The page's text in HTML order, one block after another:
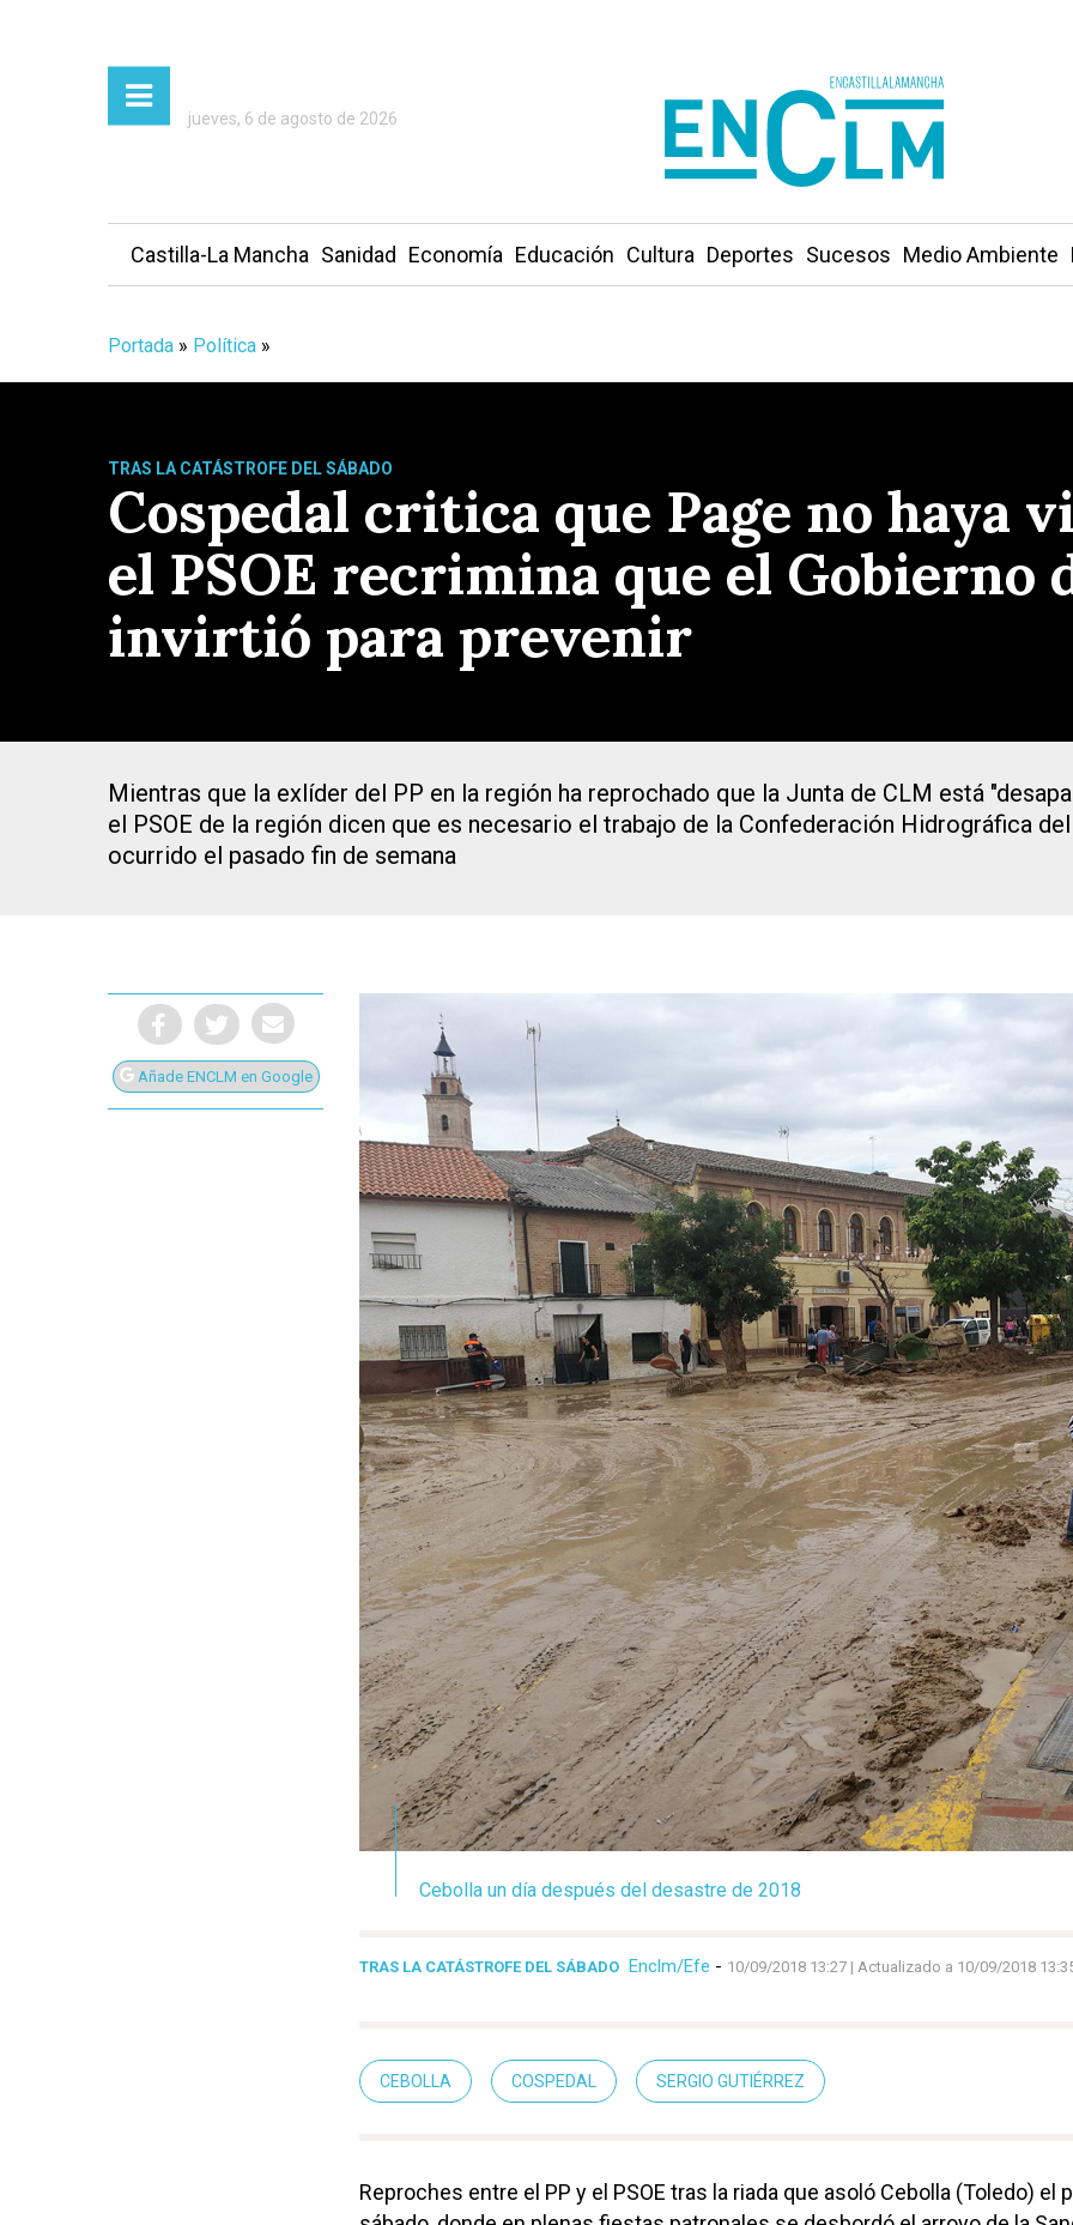
jueves, 6 de agosto de 2026
Castilla-La Mancha Sanidad Economía Educación Cultura Deportes Sucesos Medio Ambiente
Portada » Política »
TRAS LA CATÁSTROFE DEL SÁBADO
Cospedal critica que Page no haya
el PSOE recrimina que el Gobierno
invirtió para prevenir
Mientras que la exlíder del PP en la región ha reprochado que la Junta de CLM está
el PSOE de la región dicen que es necesario el trabajo de la Confederación Hidrográfica
ocurrido el pasado fin de semana
Añade ENCLM en Google
Cebolla un día después del desastre de 2018
TRAS LA CATÁSTROFE DEL SÁBADO Enclm/Efe - 10/09/2018 13:27 | Actualizado a 10/09/2018
CEBOLLA COSPEDAL SERGIO GUTIÉRREZ
Reproches entre el PP y el PSOE tras la riada que asoló Cebolla (Toledo) el